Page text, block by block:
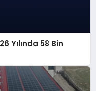
Yılında 58 Bin